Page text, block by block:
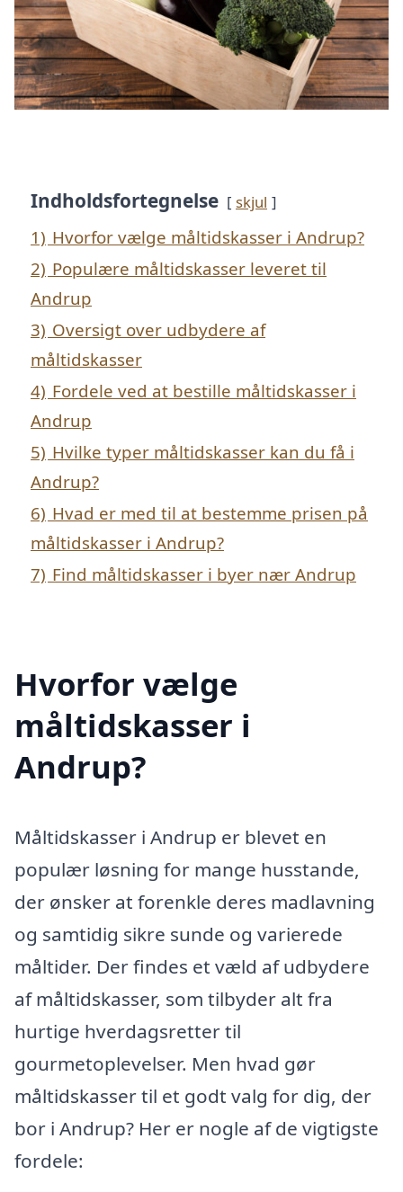
Indholdsfortegnelse skjul
1) Hvorfor vælge måltidskasser i Andrup?
2) Populære måltidskasser leveret til
Andrup
3) Oversigt over udbydere af
måltidskasser
4) Fordele ved at bestille måltidskasser i
Andrup
5) Hvilke typer måltidskasser kan du få i
Andrup?
6) Hvad er med til at bestemme prisen på
måltidskasser i Andrup?
7) Find måltidskasser i byer nær Andrup
Hvorfor vælge
måltidskasser i
Andrup?
Måltidskasser i Andrup er blevet en
populær løsning for mange husstande,
der ønsker at forenkle deres madlavning
og samtidig sikre sunde og varierede
måltider. Der findes et væld af udbydere
af måltidskasser, som tilbyder alt fra
hurtige hverdagsretter til
gourmetoplevelser. Men hvad gør
måltidskasser til et godt valg for dig, der
bor i Andrup? Her er nogle af de vigtigste
fordele: